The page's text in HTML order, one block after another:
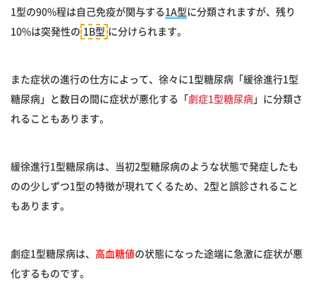
1型の90%程は自己免疫が関与する 1A型に分類されますが、残り
10%は突発性の 1B型 に分けられます。
また症状の進行の仕方によって、徐々に1型糖尿病「緩徐進行1型
糖尿病」と数日の間に症状が悪化する「 劇症1型糖尿病 」に分類さ
れることもあります。
緩徐進行1型糖尿病は、当初2型糖尿病のような状態で発症したも
のの少しずつ1型の特徴が現れてくるため、2型と誤診されること
もあります。
劇症1型糖尿病は、 高血糖値の状態になった途端に急激に症状が悪
化するものです。